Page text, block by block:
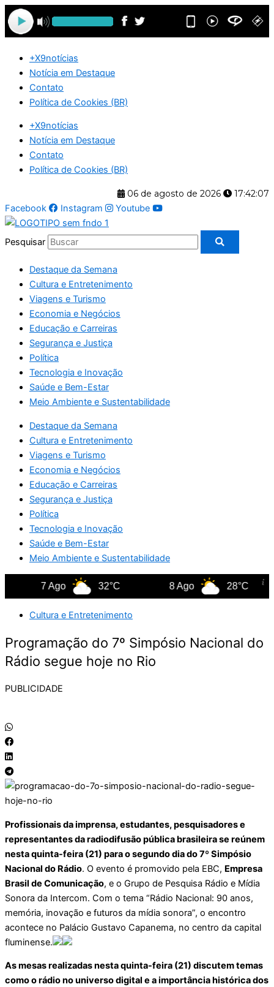
Ir
para
o
+X9notícias
Notícia em Destaque
Contato
Política de Cookies (BR)
+X9notícias
Notícia em Destaque
Contato
Política de Cookies (BR)
06 de agosto de 2026
17:42:08
Facebook
Instagram Youtube
Pesquisar
Destaque da Semana
Cultura e Entretenimento
Viagens e Turismo
Economia e Negócios
Educação e Carreiras
Segurança e Justiça
Política
Tecnologia e Inovação
Saúde e Bem-Estar
Meio Ambiente e Sustentabilidade
Destaque da Semana
Cultura e Entretenimento
Viagens e Turismo
Economia e Negócios
Educação e Carreiras
Segurança e Justiça
Política
Tecnologia e Inovação
Saúde e Bem-Estar
Meio Ambiente e Sustentabilidade
7 Ago 32°C 8 Ago 28°C
Cultura e Entretenimento
Programação do 7º Simpósio Nacional do
Rádio segue hoje no Rio
PUBLICIDADE
Profissionais da imprensa, estudantes, pesquisadores e
representantes da radiodifusão pública brasileira se reúnem
nesta quinta-feira (21) para o segundo dia do 7º Simpósio
Nacional do Rádio. O evento é promovido pela EBC, Empresa
Brasil de Comunicação, e o Grupo de Pesquisa Rádio e Mídia
Sonora da Intercom. Com o tema “Rádio Nacional: 90 anos,
memória, inovação e futuros da mídia sonora”, o encontro
acontece no Palácio Gustavo Capanema, no centro da capital
fluminense.
As mesas realizadas nesta quinta-feira (21) discutem temas
como o rádio no universo digital e a importância histórica dos